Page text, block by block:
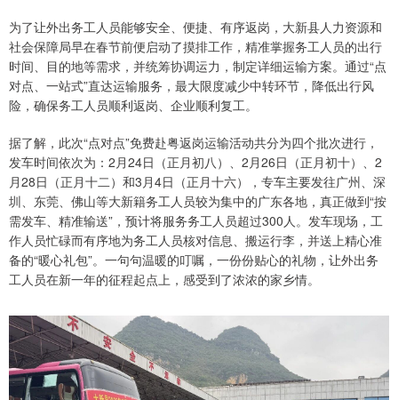
为了让外出务工人员能够安全、便捷、有序返岗，大新县人力资源和
社会保障局早在春节前便启动了摸排工作，精准掌握务工人员的出行
时间、目的地等需求，并统筹协调运力，制定详细运输方案。通过“点
对点、一站式”直达运输服务，最大限度减少中转环节，降低出行风
险，确保务工人员顺利返岗、企业顺利复工。
据了解，此次“点对点”免费赴粤返岗运输活动共分为四个批次进行，
发车时间依次为：2月24日（正月初八）、2月26日（正月初十）、2
月28日（正月十二）和3月4日（正月十六），专车主要发往广州、深
圳、东莞、佛山等大新籍务工人员较为集中的广东各地，真正做到“按
需发车、精准输送”，预计将服务务工人员超过300人。发车现场，工
作人员忙碌而有序地为务工人员核对信息、搬运行李，并送上精心准
备的“暖心礼包”。一句句温暖的叮嘱，一份份贴心的礼物，让外出务
工人员在新一年的征程起点上，感受到了浓浓的家乡情。